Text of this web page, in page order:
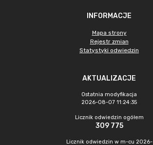
INFORMACJE
Mapa strony
Rejestr zmian
Statystyki odwiedzin
AKTUALIZACJE
Ostatnia modyfikacja
2026-08-07 11:24:35
Licznik odwiedzin ogółem
309 775
Licznik odwiedzin w m-cu 2026-